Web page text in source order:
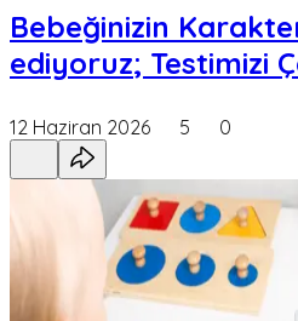
Bebeğinizin
ediyoruz; Testimizi
12 Haziran 2026 5 0